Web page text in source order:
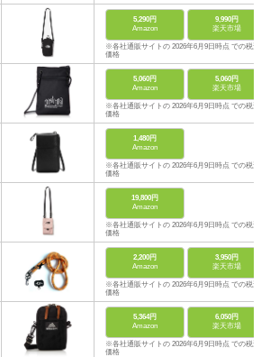
5,290円
Amazon
9,990円
楽天市場
※各社通販サイトの 2026年6月9日時点 での税込
価格
5,060円
Amazon
5,060円
楽天市場
※各社通販サイトの 2026年6月9日時点 での税込
価格
1,480円
Amazon
※各社通販サイトの 2026年6月9日時点 での税込
価格
19,800円
Amazon
※各社通販サイトの 2026年6月9日時点 での税込
価格
2,200円
Amazon
3,950円
楽天市場
※各社通販サイトの 2026年6月9日時点 での税込
価格
5,364円
Amazon
6,050円
楽天市場
※各社通販サイトの 2026年6月9日時点 での税込
価格